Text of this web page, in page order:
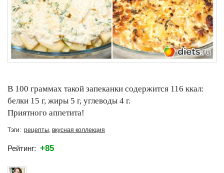
В 100 граммах такой запеканки содержится 116 ккал:
белки 15 г, жиры 5 г, углеводы 4 г.
Приятного аппетита!
Тэги: рецепты, вкусная коллекция
Рейтинг: +85